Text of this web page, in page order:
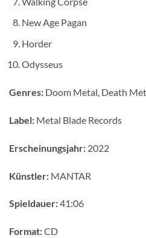
New Age Pagan
Horder
Odysseus
Genres: Doom Metal, Death
Label: Metal Blade Records
Erscheinungsjahr: 2022
Künstler: MANTAR
Spieldauer:41:06
Format:CD